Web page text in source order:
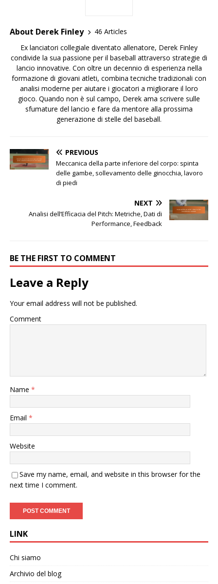
About Derek Finley
46 Articles
Ex lanciatori collegiale diventato allenatore, Derek Finley
condivide la sua passione per il baseball attraverso strategie di
lancio innovative. Con oltre un decennio di esperienza nella
formazione di giovani atleti, combina tecniche tradizionali con
analisi moderne per aiutare i giocatori a migliorare il loro
gioco. Quando non è sul campo, Derek ama scrivere sulle
sfumature del lancio e fare da mentore alla prossima
generazione di stelle del baseball.
PREVIOUS
Meccanica della parte inferiore del corpo: spinta
delle gambe, sollevamento delle ginocchia, lavoro
di piedi
NEXT
Analisi dell’Efficacia del Pitch: Metriche, Dati di
Performance, Feedback
BE THE FIRST TO COMMENT
Leave a Reply
Your email address will not be published.
Comment
Name *
Email *
Website
Save my name, email, and website in this browser for the
next time I comment.
LINK
Chi siamo
Archivio del blog